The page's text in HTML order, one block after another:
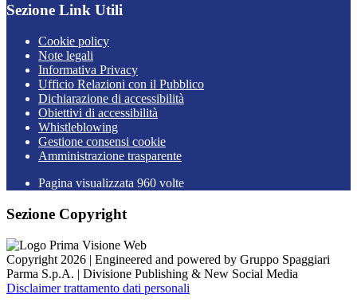
Sezione Link Utili
Cookie policy
Note legali
Informativa Privacy
Ufficio Relazioni con il Pubblico
Dichiarazione di accessibilità
Obiettivi di accessibilità
Whistleblowing
Gestione consensi cookie
Amministrazione trasparente
Pagina visualizzata 960 volte
Sezione Copyright
Copyright 2026 | Engineered and powered by Gruppo Spaggiari
Parma S.p.A. | Divisione Publishing & New Social Media
Disclaimer trattamento dati personali